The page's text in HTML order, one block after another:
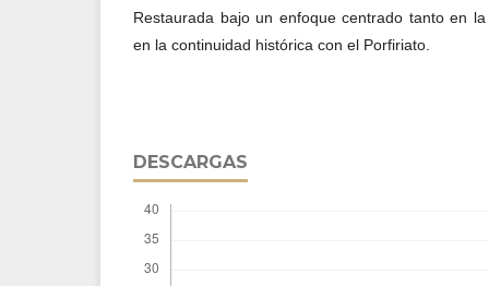
Restaurada bajo un enfoque centrado tanto en
en la continuidad histórica con el Porfiriato.
DESCARGAS